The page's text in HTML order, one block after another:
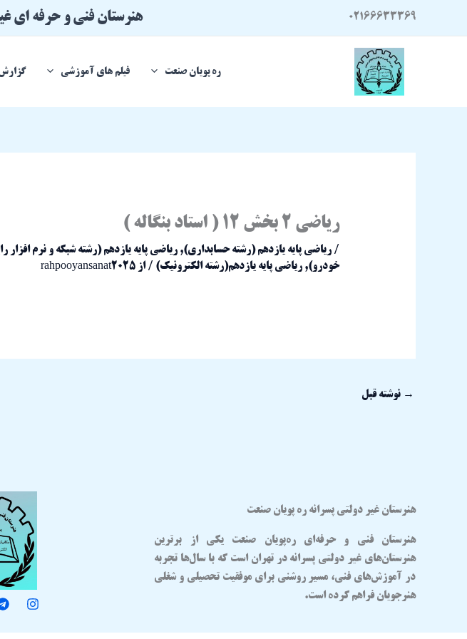
02166633369 هنرستان فنی و حرفه ای
ره پویان صنعت فیلم های آموزشی
ریاضی 2 بخش 12 ( استاد بنگاله )
/ ریاضی پایه یازدهم (رشته حسابداری), ریاضی پایه یازدهم (رشته شبکه و نرم افزار
خودرو), ریاضی پایه یازدهم(رشته الکترونیک) / از rahpooyansanat2025
→ نوشته قبل
هنرستان غیر دولتی پسرانه ره پویان صنعت
هنرستان فنی و حرفه‌ایره‌پویان صنعت یکی از برترین
هنرستان‌های غیر دولتی پسرانه در تهران است که با سال‌ها تجربه
در آموزش‌های فنی، مسیر روشنی برای موفقیت تحصیلی و شغلی
هنرجویان فراهم کرده است.